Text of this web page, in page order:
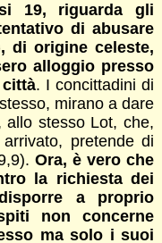
19, riguarda gli
di abusare
di origine celeste,
alloggio presso
. I concittadini di
mirano a dare
allo stesso Lot, che,
pretende di
Ora, è vero che
la richiesta dei
a proprio
non concerne
ma solo i suoi